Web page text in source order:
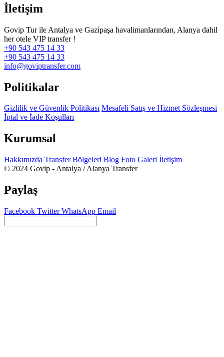
İletişim
Govip Tur ile Antalya ve Gazipaşa havalimanlarından, Alanya dahil
her otele VIP transfer !
+90 543 475 14 33
+90 543 475 14 33
info@goviptransfer.com
Politikalar
Gizlilik ve Güvenlik Politikası Mesafeli Satış ve Hizmet Sözleşmesi
İptal ve İade Koşulları
Kurumsal
Hakkımızda Transfer Bölgeleri Blog Foto Galeri İletişim
© 2024 Govip - Antalya / Alanya Transfer
Paylaş
Facebook TwitterWhatsApp Email